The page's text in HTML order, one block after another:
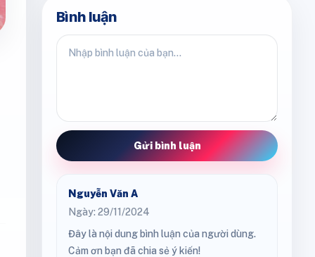
Bình luận
Gửi bình luận
Nguyễn Văn A
Ngày: 29/11/2024
Đây là nội dung bình luận của người dùng.
Cảm ơn bạn đã chia sẻ ý kiến!